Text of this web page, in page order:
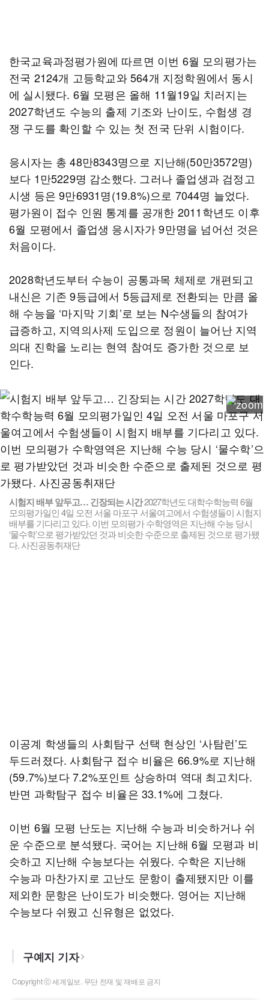
한국교육과정평가원에 따르면 이번 6월 모의평가는
전국 2124개 고등학교와 564개 지정학원에서 동시
에 실시됐다. 6월 모평은 올해 11월19일 치러지는
2027학년도 수능의 출제 기조와 난이도, 수험생 경
쟁 구도를 확인할 수 있는 첫 전국 단위 시험이다.
응시자는 총 48만8343명으로 지난해(50만3572명)
보다 1만5229명 감소했다. 그러나 졸업생과 검정고
시생 등은 9만6931명(19.8%)으로 7044명 늘었다.
평가원이 접수 인원 통계를 공개한 2011학년도 이후
6월 모평에서 졸업생 응시자가 9만명을 넘어선 것은
처음이다.
2028학년도부터 수능이 공통과목 체제로 개편되고
내신은 기존 9등급에서 5등급제로 전환되는 만큼 올
해 수능을 ‘마지막 기회’로 보는 N수생들의 참여가
급증하고, 지역의사제 도입으로 정원이 늘어난 지역
의대 진학을 노리는 현역 참여도 증가한 것으로 보
인다.
시험지 배부 앞두고… 긴장되는 시간2027학년도 대학수학능력 6월
모의평가일인 4일 오전 서울 마포구 서울여고에서 수험생들이 시험지
배부를 기다리고 있다. 이번 모의평가 수학영역은 지난해 수능 당시
‘물수학’으로 평가받았던 것과 비슷한 수준으로 출제된 것으로 평가됐
다. 사진공동취재단
이공계 학생들의 사회탐구 선택 현상인 ‘사탐런’도
두드러졌다. 사회탐구 접수 비율은 66.9%로 지난해
(59.7%)보다 7.2%포인트 상승하며 역대 최고치다.
반면 과학탐구 접수 비율은 33.1%에 그쳤다.
이번 6월 모평 난도는 지난해 수능과 비슷하거나 쉬
운 수준으로 분석됐다. 국어는 지난해 6월 모평과 비
슷하고 지난해 수능보다는 쉬웠다. 수학은 지난해
수능과 마찬가지로 고난도 문항이 출제됐지만 이를
제외한 문항은 난이도가 비슷했다. 영어는 지난해
수능보다 쉬웠고 신유형은 없었다.
구예지 기자
Copyright ⓒ 세계일보. 무단 전재 및 재배포 금지